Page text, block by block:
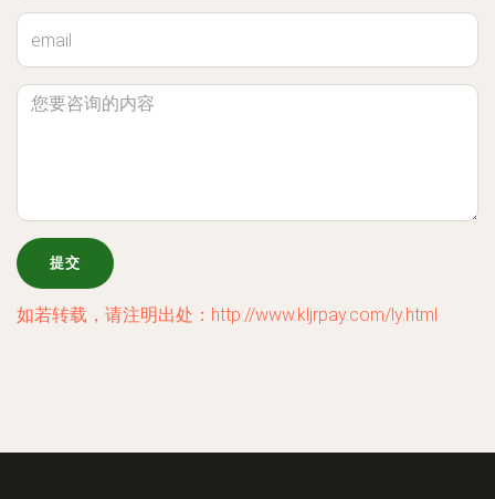
如若转载，请注明出处：http://www.kljrpay.com/ly.html